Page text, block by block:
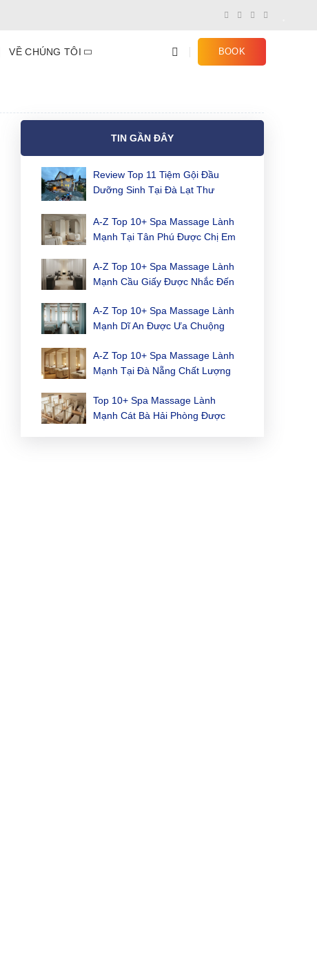
VỀ CHÚNG TÔI BOOK
TIN GẦN ĐÂY
Review Top 11 Tiệm Gội Đầu
Dưỡng Sinh Tại Đà Lạt Thư
A-Z Top 10+ Spa Massage Lành
Mạnh Tại Tân Phú Được Chị Em
A-Z Top 10+ Spa Massage Lành
Mạnh Cầu Giấy Được Nhắc Đến
A-Z Top 10+ Spa Massage Lành
Mạnh Dĩ An Được Ưa Chuộng
A-Z Top 10+ Spa Massage Lành
Mạnh Tại Đà Nẵng Chất Lượng
Top 10+ Spa Massage Lành
Mạnh Cát Bà Hải Phòng Được